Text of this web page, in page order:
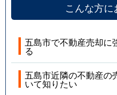
こんな方
五島市で不動産売却に
る
五島市近隣の不動産の
いて知りたい